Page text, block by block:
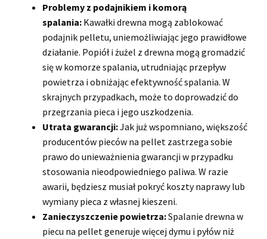
Problemy z podajnikiem i komorą
spalania:Kawałki drewna mogą zablokować
podajnik pelletu, uniemożliwiając jego prawidłowe
działanie. Popiół i żużel z drewna mogą gromadzić
się w komorze spalania, utrudniając przepływ
powietrza i obniżając efektywność spalania. W
skrajnych przypadkach, może to doprowadzić do
przegrzania pieca i jego uszkodzenia.
Utrata gwarancji:Jak już wspomniano, większość
producentów pieców na pellet zastrzega sobie
prawo do unieważnienia gwarancji w przypadku
stosowania nieodpowiedniego paliwa. W razie
awarii, będziesz musiał pokryć koszty naprawy lub
wymiany pieca z własnej kieszeni.
Zanieczyszczenie powietrza:Spalanie drewna w
piecu na pellet generuje więcej dymu i pyłów niż